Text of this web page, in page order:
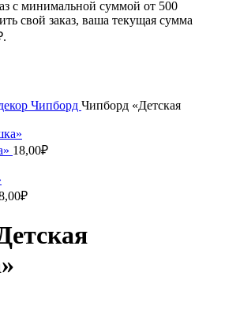
с минимальной суммой от 500
свой заказ, ваша текущая сумма
.
Чипборд Чипборд «Детская
18,00₽
₽